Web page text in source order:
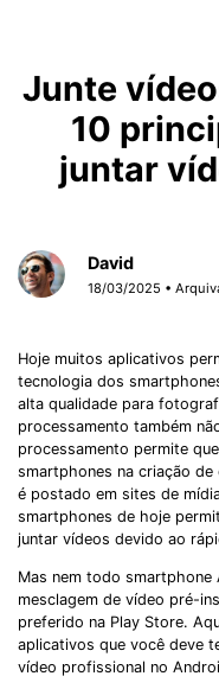
Junte
10
juntar
David
18/03/2025 •
Hoje muitos aplicativos
tecnologia dos
alta qualidade para
processamento também
processamento permite
smartphones na criação
é postado em sites de
smartphones de hoje
juntar vídeos devido ao
Mas nem todo
mesclagem de vídeo pré-
preferido na Play Store.
aplicativos que você deve
vídeo profissional no